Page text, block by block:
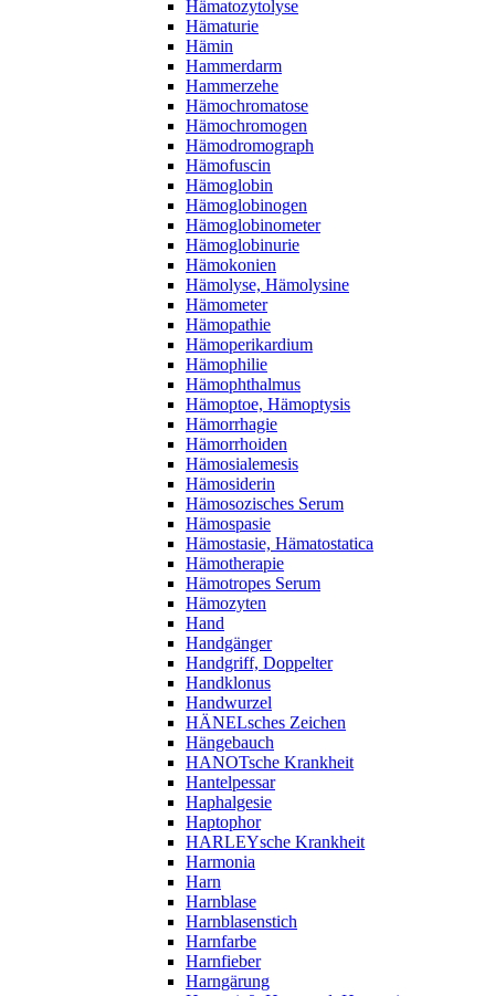
Hämatozytolyse
Hämaturie
Hämin
Hammerdarm
Hammerzehe
Hämochromatose
Hämochromogen
Hämodromograph
Hämofuscin
Hämoglobin
Hämoglobinogen
Hämoglobinometer
Hämoglobinurie
Hämokonien
Hämolyse, Hämolysine
Hämometer
Hämopathie
Hämoperikardium
Hämophilie
Hämophthalmus
Hämoptoe, Hämoptysis
Hämorrhagie
Hämorrhoiden
Hämosialemesis
Hämosiderin
Hämosozisches Serum
Hämospasie
Hämostasie, Hämatostatica
Hämotherapie
Hämotropes Serum
Hämozyten
Hand
Handgänger
Handgriff, Doppelter
Handklonus
Handwurzel
HÄNELsches Zeichen
Hängebauch
HANOTsche Krankheit
Hantelpessar
Haphalgesie
Haptophor
HARLEYsche Krankheit
Harmonia
Harn
Harnblase
Harnblasenstich
Harnfarbe
Harnfieber
Harngärung